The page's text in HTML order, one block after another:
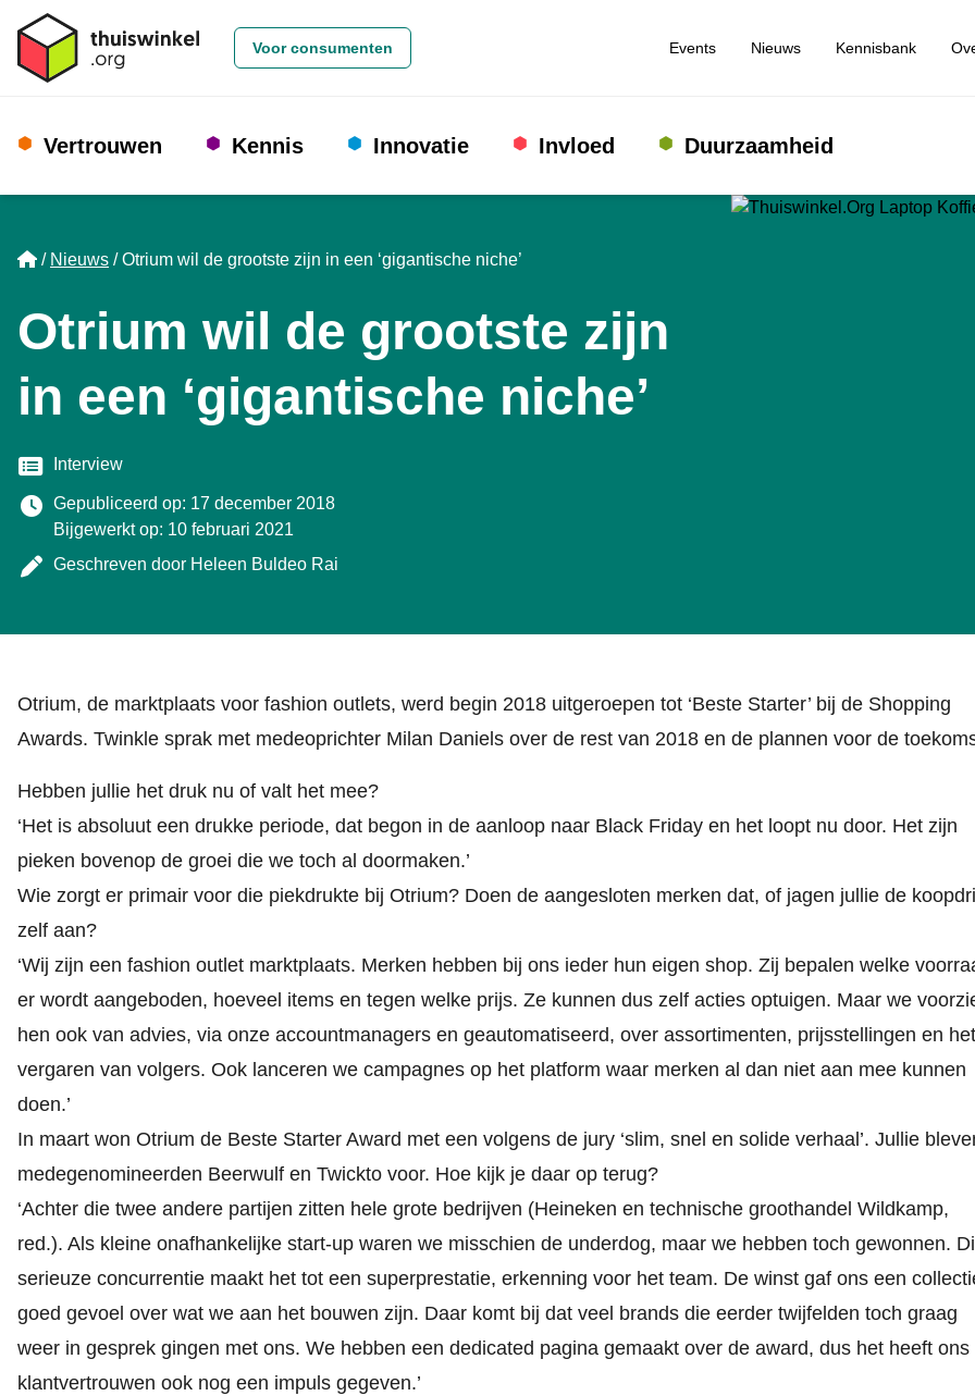
Voor consumenten Events Nieuws Kennisbank
Vertrouwen Kennis Innovatie Invloed Duurzaamheid
Home
Nieuws Otrium wil de grootste zijn in een ‘gigantische niche’
Otrium wil de grootste zijn
in een ‘gigantische niche’
Categorie
Interview
Gepubliceerd op: 17 december 2018
Bijgewerkt op: 10 februari 2021
Geschreven door Heleen Buldeo Rai
Otrium, de marktplaats voor fashion outlets, werd begin 2018 uitgeroepen tot ‘Beste Starter’ bij de Shopping
Awards. Twinkle sprak met medeoprichter Milan Daniels over de rest van 2018 en de plannen voor de
Hebben jullie het druk nu of valt het mee?
‘Het is absoluut een drukke periode, dat begon in de aanloop naar Black Friday en het loopt nu door. Het zijn
pieken bovenop de groei die we toch al doormaken.’
Wie zorgt er primair voor die piekdrukte bij Otrium? Doen de aangesloten merken dat, of jagen jullie de
zelf aan?
‘Wij zijn een fashion outlet marktplaats. Merken hebben bij ons ieder hun eigen shop. Zij bepalen welke
er wordt aangeboden, hoeveel items en tegen welke prijs. Ze kunnen dus zelf acties optuigen. Maar we
hen ook van advies, via onze accountmanagers en geautomatiseerd, over assortimenten, prijsstellingen en het
vergaren van volgers. Ook lanceren we campagnes op het platform waar merken al dan niet aan mee kunnen
doen.’
In maart won Otrium de Beste Starter Award met een volgens de jury ‘slim, snel en solide verhaal’. Jullie
medegenomineerden Beerwulf en Twickto voor. Hoe kijk je daar op terug?
‘Achter die twee andere partijen zitten hele grote bedrijven (Heineken en technische groothandel Wildkamp,
red.). Als kleine onafhankelijke start-up waren we misschien de underdog, maar we hebben toch gewonnen.
serieuze concurrentie maakt het tot een superprestatie, erkenning voor het team. De winst gaf ons een
goed gevoel over wat we aan het bouwen zijn. Daar komt bij dat veel brands die eerder twijfelden toch graag
weer in gesprek gingen met ons. We hebben een dedicated pagina gemaakt over de award, dus het heeft ons
klantvertrouwen ook nog een impuls gegeven.’